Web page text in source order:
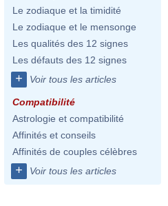
Le zodiaque et la timidité
Le zodiaque et le mensonge
Les qualités des 12 signes
Les défauts des 12 signes
+ Voir tous les articles
Compatibilité
Astrologie et compatibilité
Affinités et conseils
Affinités de couples célèbres
+ Voir tous les articles